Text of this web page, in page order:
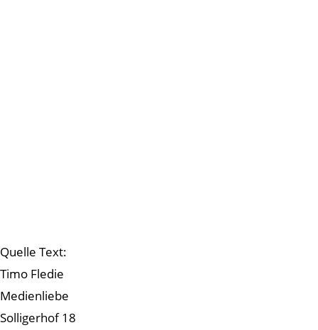
Quelle Text:
Timo Fledie
Medienliebe
Solligerhof 18